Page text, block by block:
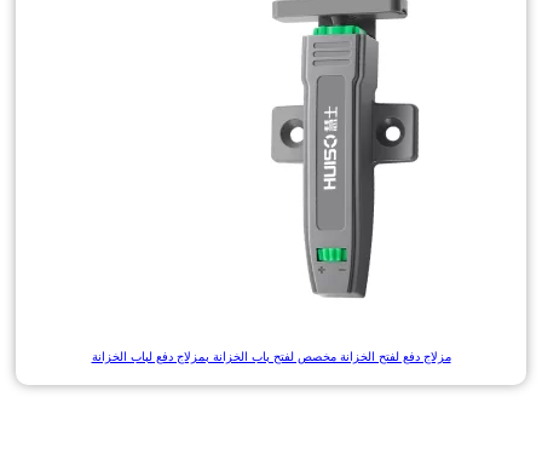
مزلاج دفع لفتح الخزانة مخصص لفتح باب الخزانة بمزلاج دفع لباب الخزانة